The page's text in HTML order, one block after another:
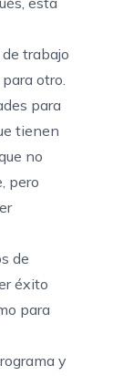
trabajo
otro.
para
tienen
no
pero
de
éxito
para
y